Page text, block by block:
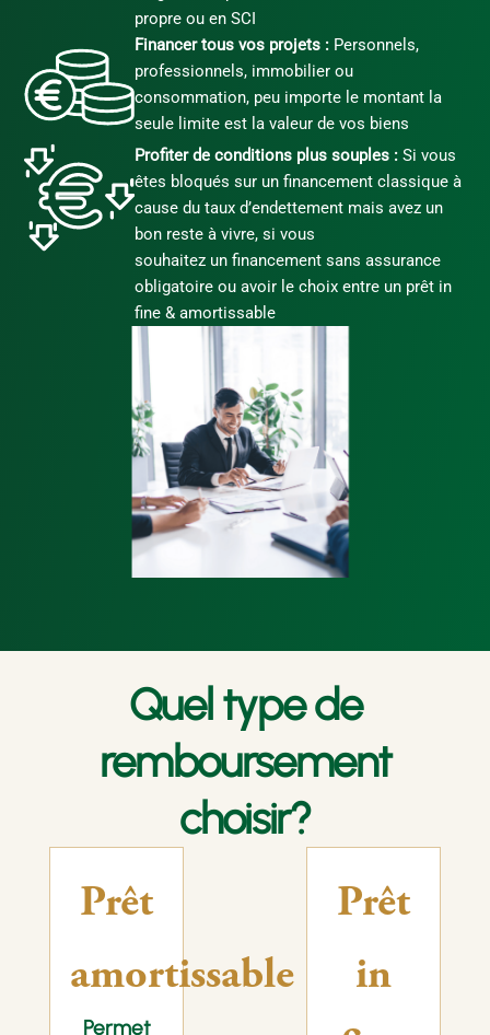
propre ou en SCI
Financer tous vos projets : Personnels,
professionnels, immobilier ou
consommation, peu importe le montant la
seule limite est la valeur de vos biens
Profiter de conditions plus souples : Si vous
êtes bloqués sur un financement classique à
cause du taux d’endettement mais avez un
bon reste à vivre, si vous
souhaitez un financement sans assurance
obligatoire ou avoir le choix entre un prêt in
fine & amortissable
Quel type de
remboursement
choisir?
Prêt
amortissable
Permet
Prêt
in